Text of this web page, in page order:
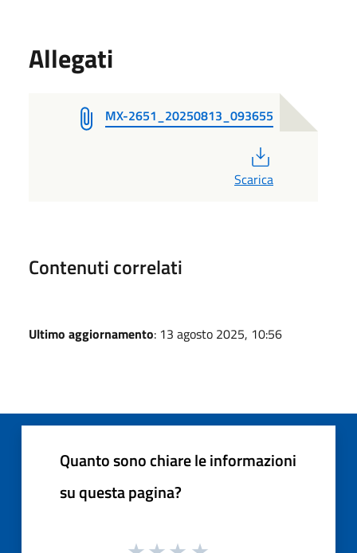
Allegati
MX-2651_20250813_093655
Scarica
Contenuti correlati
Ultimo aggiornamento: 13 agosto 2025, 10:56
Quanto sono chiare le informazioni
su questa pagina?